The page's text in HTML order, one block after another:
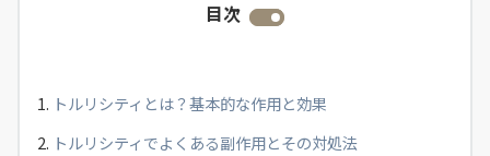
目次
トルリシティとは？基本的な作用と効果
トルリシティでよくある副作用とその対処法